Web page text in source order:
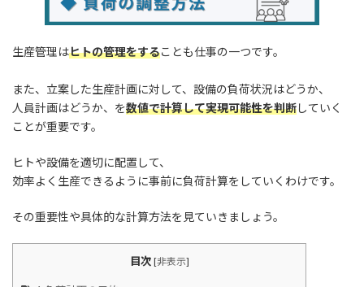
生産管理はヒトの管理をすることも仕事の一つです。
また、立案した生産計画に対して、設備の負荷状況はどうか、
人員計画はどうか、を数値で計算して実現可能性を判断していく
ことが重要です。
ヒトや設備を適切に配置して、
効率よく生産できるように事前に負荷計算をしていくわけです。
その重要性や具体的な計算方法を見ていきましょう。
目次 [非表示]